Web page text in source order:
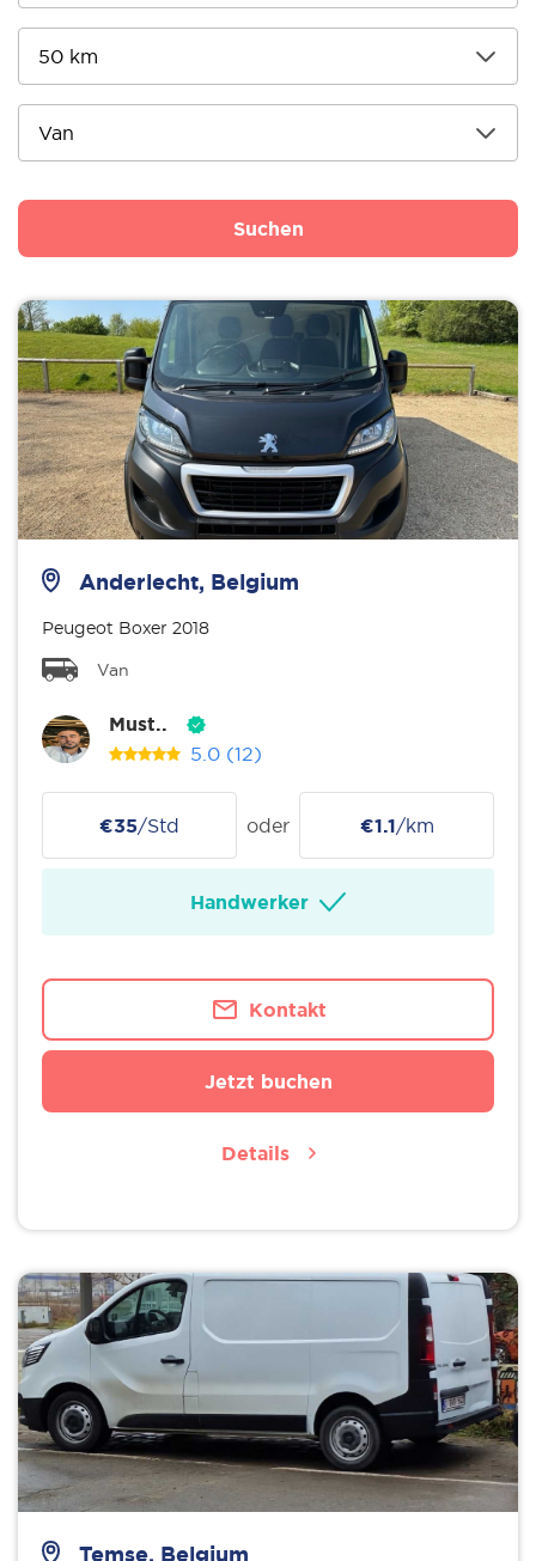
Suchen
Anderlecht, Belgium
Peugeot Boxer 2018
Van
Must..
5.0 (12)
€35/Std oder €1.1/km
Handwerker
Kontakt
Jetzt buchen
Details
Temse, Belgium